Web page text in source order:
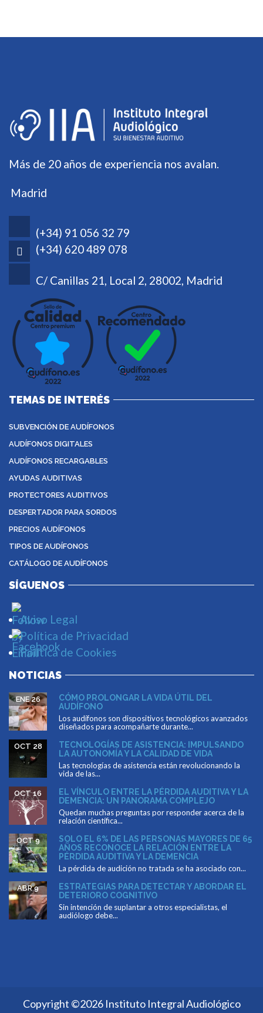
Más de 20 años de experiencia nos avalan.
Madrid
(+34) 91 056 32 79
(+34) 620 489 078
C/ Canillas 21, Local 2, 28002, Madrid
TEMAS DE INTERÉS
SUBVENCIÓN DE AUDÍFONOS
AUDÍFONOS DIGITALES
AUDÍFONOS RECARGABLES
AYUDAS AUDITIVAS
PROTECTORES AUDITIVOS
DESPERTADOR PARA SORDOS
PRECIOS AUDÍFONOS
TIPOS DE AUDÍFONOS
CATÁLOGO DE AUDÍFONOS
SÍGUENOS
Aviso Legal
Política de Privacidad
Política de Cookies
NOTICIAS
CÓMO PROLONGAR LA VIDA ÚTIL DEL
AUDÍFONO
ENE 26
Los audífonos son dispositivos tecnológicos avanzados
diseñados para acompañarte durante...
TECNOLOGÍAS DE ASISTENCIA: IMPULSANDO
LA AUTONOMÍA Y LA CALIDAD DE VIDA
OCT 28
Las tecnologías de asistencia están revolucionando la
vida de las...
EL VÍNCULO ENTRE LA PÉRDIDA AUDITIVA Y LA
DEMENCIA: UN PANORAMA COMPLEJO
OCT 16
Quedan muchas preguntas por responder acerca de la
relación científica...
SOLO EL 6% DE LAS PERSONAS MAYORES DE 65
AÑOS RECONOCE LA RELACIÓN ENTRE LA
PÉRDIDA AUDITIVA Y LA DEMENCIA
OCT 9
La pérdida de audición no tratada se ha asociado con...
ESTRATEGIAS PARA DETECTAR Y ABORDAR EL
DETERIORO COGNITIVO
ABR 9
Sin intención de suplantar a otros especialistas, el
audiólogo debe...
Copyright ©2026 Instituto Integral Audiológico